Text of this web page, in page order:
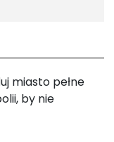
miasto pełne
by nie